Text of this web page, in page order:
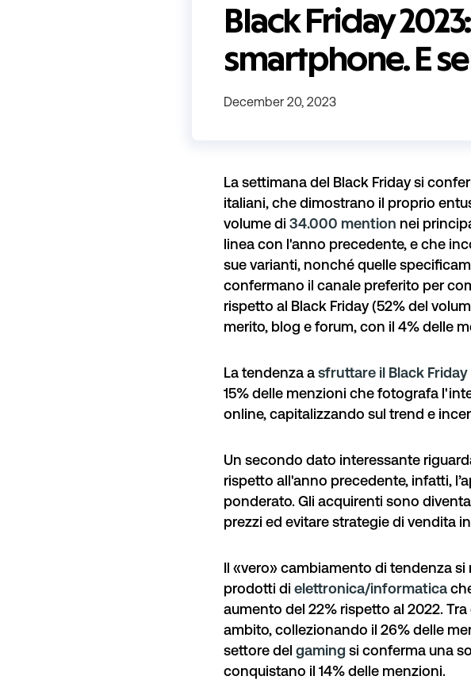
Black Friday
smartphone. E
December 20, 2023
La settimana del Black Friday si
italiani, che dimostrano il proprio
volume di 34.000 mention nei
linea con l'anno precedente, e che
sue varianti, nonché quelle
confermano il canale preferito per
rispetto al Black Friday (52% del
merito, blog eforum, con il 4% delle
La tendenza asfruttare il Black
15% delle menzioni che fotografa
online, capitalizzando sul trend e
Un secondo dato interessante
rispetto all'anno precedente, infatti,
ponderato. Gli acquirenti sono
prezzi ed evitare strategie di vendita
Il «vero» cambiamento di tendenza
prodotti di elettronica/informatica
aumento del 22% rispetto al 2022. Tra
ambito, collezionando il 26% delle
settore del gaming si conferma una
conquistano il 14% delle menzioni.